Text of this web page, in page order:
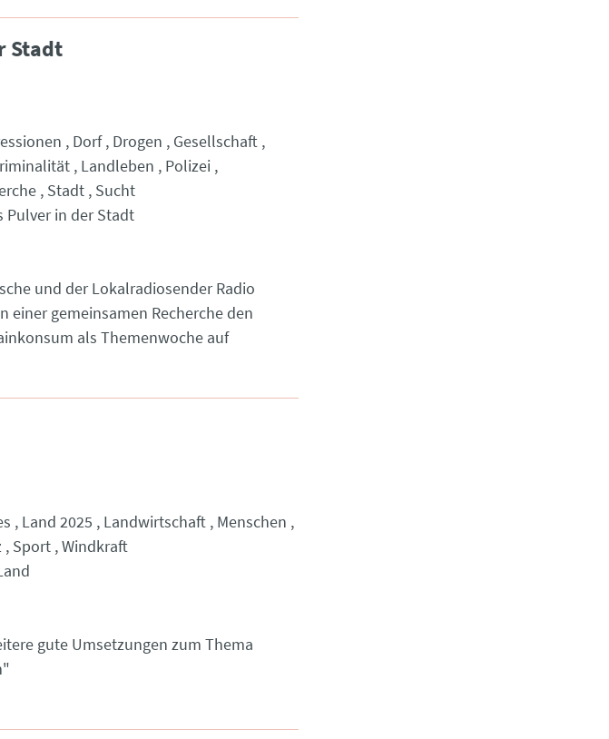
Stadt
Dorf Drogen
Gesellschaft
Landleben
Polizei
Stadt Sucht
Pulver in der Stadt
und der Lokalradiosender Radio
einer gemeinsamen Recherche den
als Themenwoche auf
Land 2025 Landwirtschaft Menschen
Sport Windkraft
gute Umsetzungen zum Thema